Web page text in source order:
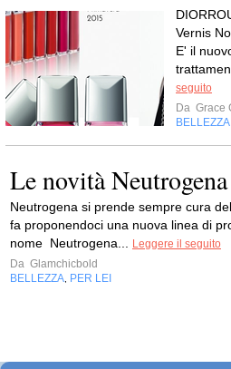
Vernis
E' il
seguito
Da Grace
BELLEZZA
Le novità
Neutrogena si prende sempre cura
fa proponendoci una nuova linea di
nome Neutrogena...
Leggere il seguito
Da Glamchicbold
BELLEZZA PER LEI